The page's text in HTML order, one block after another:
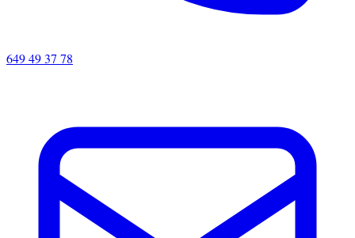
649 49 37 78